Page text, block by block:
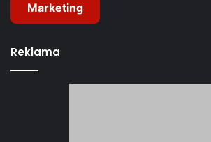
Marketing
Reklama